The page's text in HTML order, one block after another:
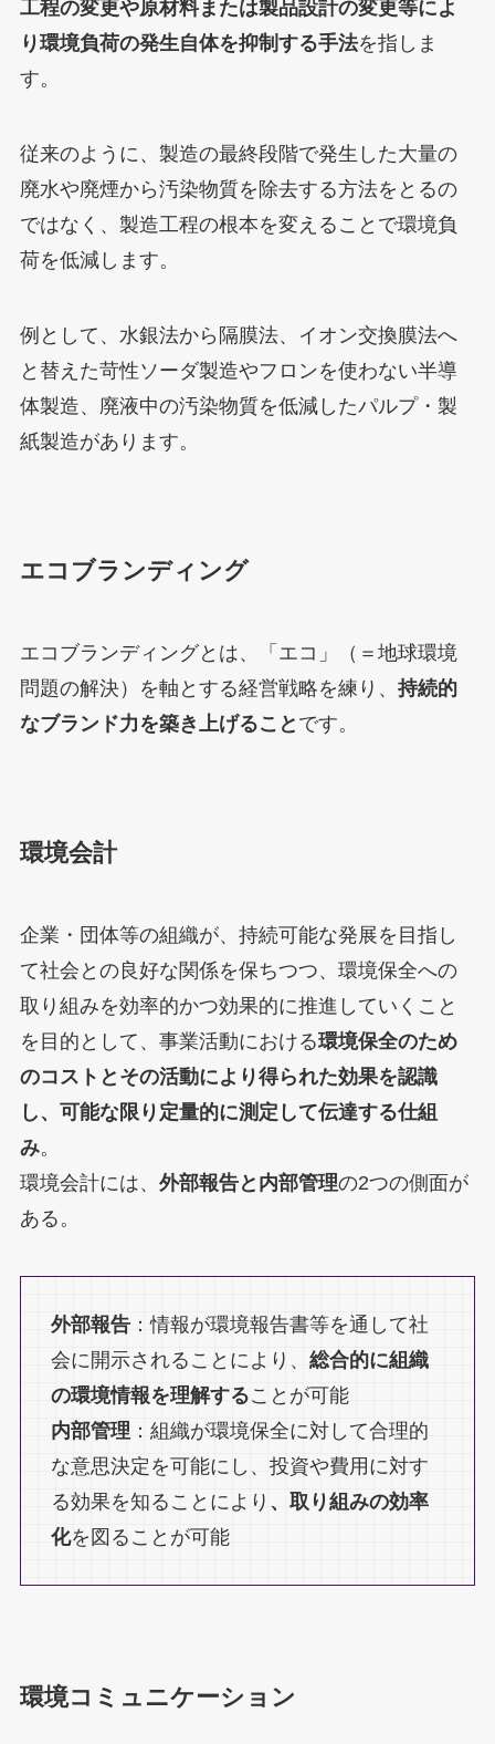
工程の変更や原材料または製品設計の変更等によ
り環境負荷の発生自体を抑制する手法を指しま
す。
従来のように、製造の最終段階で発生した大量の
廃水や廃煙から汚染物質を除去する方法をとるの
ではなく、製造工程の根本を変えることで環境負
荷を低減します。
例として、水銀法から隔膜法、イオン交換膜法へ
と替えた苛性ソーダ製造やフロンを使わない半導
体製造、廃液中の汚染物質を低減したパルプ・製
紙製造があります。
エコブランディング
エコブランディングとは、「エコ」（＝地球環境
問題の解決）を軸とする経営戦略を練り、 持続的
なブランド力を築き上げること です。
環境会計
企業・団体等の組織が、持続可能な発展を目指し
て社会との良好な関係を保ちつつ、環境保全への
取り組みを効率的かつ効果的に推進していくこと
を目的として、事業活動における環境保全のため
のコストとその活動により得られた効果を認識
し、可能な限り定量的に測定して伝達する仕組
み。
環境会計には、 外部報告と内部管理の2つの側面が
ある。
外部報告：情報が環境報告書等を通して社
会に開示されることにより、 総合的に組織
の環境情報を理解することが可能
内部管理 ：組織が環境保全に対して合理的
な意思決定を可能にし、投資や費用に対す
る効果を知ることにより 、取り組みの効率
化を図ることが可能
環境コミュニケーション